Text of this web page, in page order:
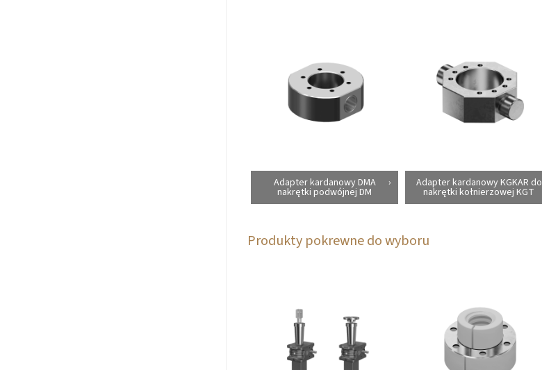
Adapter kardanowy DMA
nakrętki podwójnej DM
Adapter kardanowy KGKAR do
nakrętki kołnierzowej KGT
Produkty pokrewne do wyboru